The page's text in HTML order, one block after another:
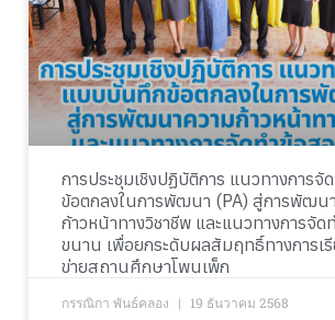
การประชุมเชิงปฏิบัติการ แนวทางการ
ข้อตกลงในการพัฒนา (PA) สู่การพัฒน
ก้าวหน้าทางวิชาชีพ และแนวทางการจั
ขนาน เพื่อยกระดับผลสัมฤทธิ์ทางการเ
ข่ายสถานศึกษาโพนเพ็ก
กรรณิกา พันธ์คลอง 19 ธันวาคม 2568